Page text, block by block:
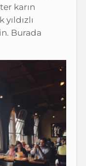
karın
Burada